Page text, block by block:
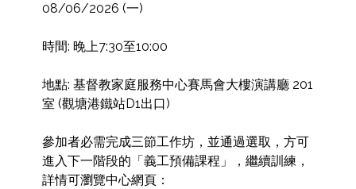
08/06/2026 (一)
時間: 晚上7:30至10:00
地點: 基督教家庭服務中心賽馬會大樓演講廳 201
室 (觀塘港鐵站D1出口)
參加者必需完成三節工作坊，並通過選取，方可
進入下一階段的「義工預備課程」，繼續訓練，
詳情可瀏覽中心網頁：